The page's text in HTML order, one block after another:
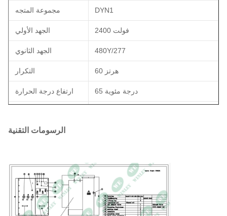
مجموعة المتجه DYN1
الجهد الأولي 2400 فولت
الجهد الثانوي 480Y/277
التكرار 60 هرتز
ارتفاع درجة الحرارة 65 درجة مئوية
معايير الكفاءة
تلبي معايير وزارة الطاقة 2016 ، تلبي
تصنيف K-Factor
(التخفيف التناغمي)
K-1 (المعيار)
الرسومات التقنية